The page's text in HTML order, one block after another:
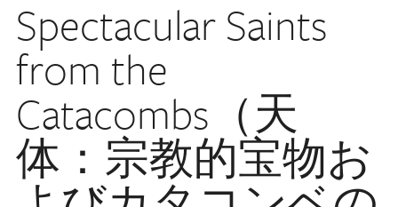
Spectacular Saints
from the
Catacombs（天
体：宗教的宝物お